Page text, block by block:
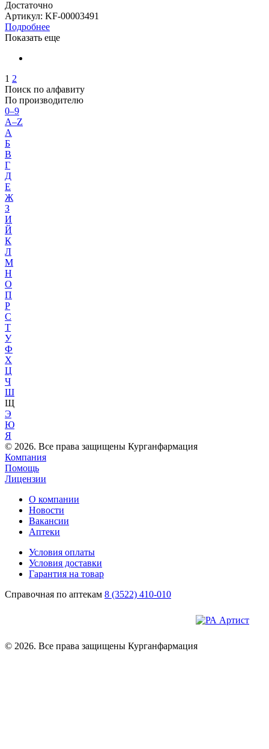
Достаточно
Артикул: KF-00003491
Подробнее
Показать еще
1 2
Поиск по алфавиту
По производителю
0–9
A–Z
А
Б
В
Г
Д
Е
Ж
З
И
Й
К
Л
М
Н
О
П
Р
С
Т
У
Ф
Х
Ц
Ч
Ш
Щ
Э
Ю
Я
© 2026. Все права защищены Курганфармация
Компания
Помощь
Лицензии
О компании
Новости
Вакансии
Аптеки
Условия оплаты
Условия доставки
Гарантия на товар
Справочная по аптекам 8 (3522) 410-010
© 2026. Все права защищены Курганфармация